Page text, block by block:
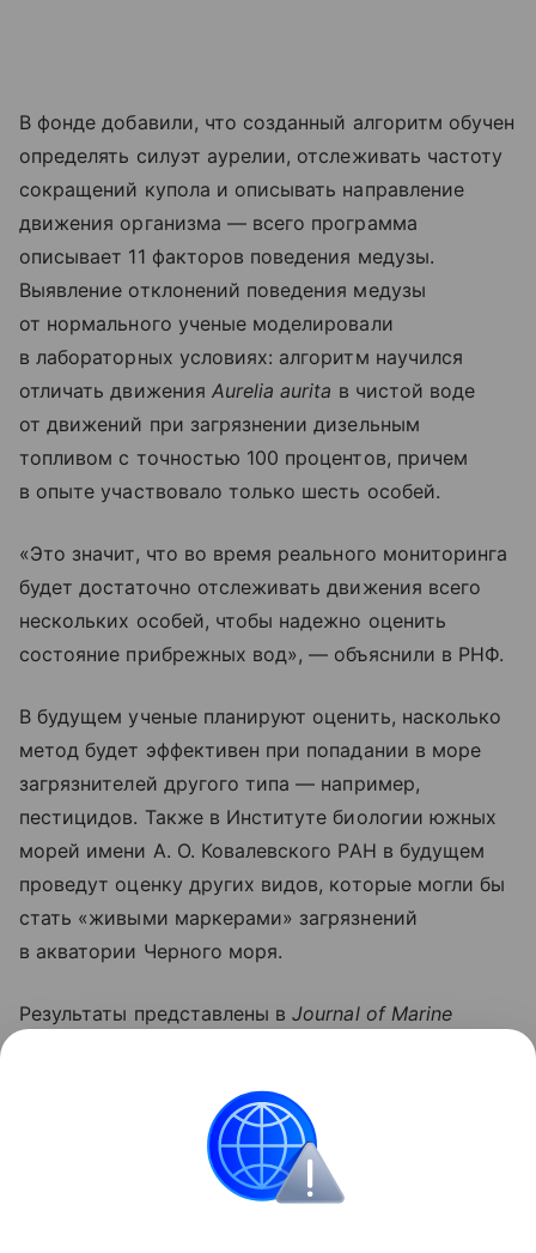
В фонде добавили, что созданный алгоритм обучен
определять силуэт аурелии, отслеживать частоту
сокращений купола и описывать направление
движения организма — всего программа
описывает 11 факторов поведения медузы.
Выявление отклонений поведения медузы
от нормального ученые моделировали
в лабораторных условиях: алгоритм научился
отличать движения Aurelia aurita в чистой воде
от движений при загрязнении дизельным
топливом с точностью 100 процентов, причем
в опыте участвовало только шесть особей.
«Это значит, что во время реального мониторинга
будет достаточно отслеживать движения всего
нескольких особей, чтобы надежно оценить
состояние прибрежных вод», — объяснили в РНФ.
В будущем ученые планируют оценить, насколько
метод будет эффективен при попадании в море
загрязнителей другого типа — например,
пестицидов. Также в Институте биологии южных
морей имени А. О. Ковалевского РАН в будущем
проведут оценку других видов, которые могли бы
стать «живыми маркерами» загрязнений
в акватории Черного моря.
Результаты представлены вJournal of Marine